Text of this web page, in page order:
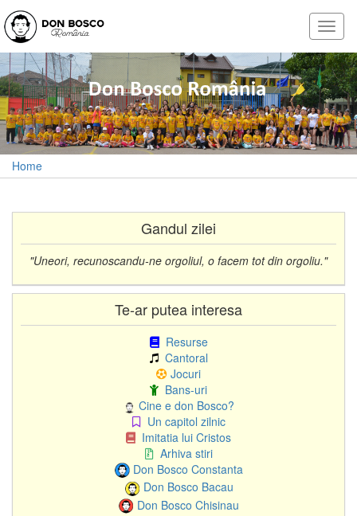
Home
Gandul zilei
"Uneori, recunoscandu-ne orgoliul, o facem tot din orgoliu."
Te-ar putea interesa
Resurse
Cantoral
Jocuri
Bans-uri
Cine e don Bosco?
Un capitol zilnic
Imitatia lui Cristos
Arhiva stiri
Don Bosco Constanta
Don Bosco Bacau
Don Bosco Chisinau